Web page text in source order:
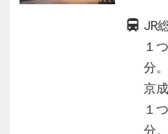
JR
１
分。
京
１
分。